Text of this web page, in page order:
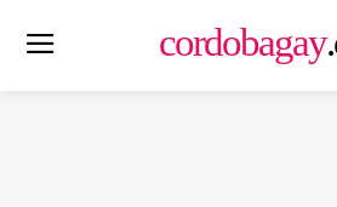
cordobagay